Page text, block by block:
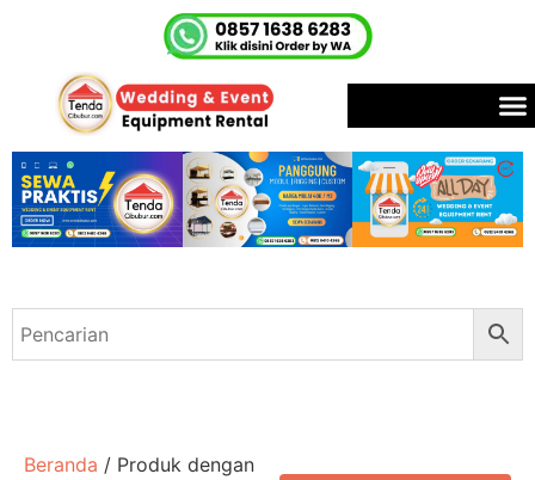
Beranda / Produk dengan